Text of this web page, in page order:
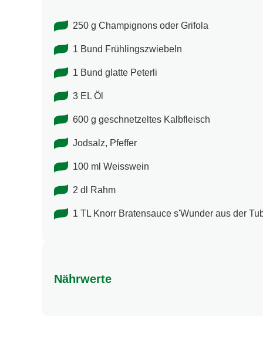
250 g Champignons oder Grifola
1 Bund Frühlingszwiebeln
1 Bund glatte Peterli
3 EL Öl
600 g geschnetzeltes Kalbfleisch
Jodsalz, Pfeffer
100 ml Weisswein
2 dl Rahm
1 TL Knorr Bratensauce s'Wunder aus der
Nährwerte